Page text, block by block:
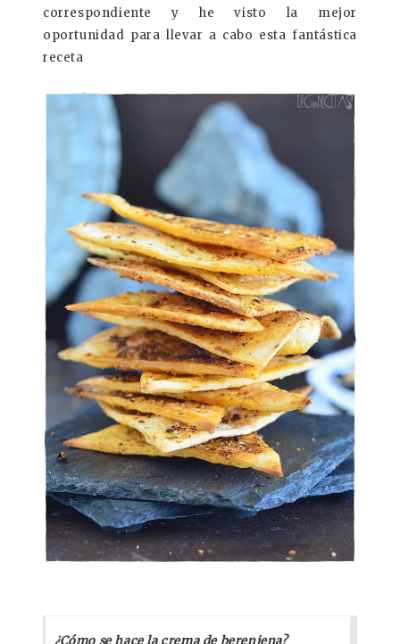
correspondiente y he visto la mejor
oportunidad para llevar a cabo esta fantástica
receta